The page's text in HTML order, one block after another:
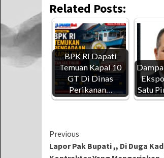
Related Posts:
BPK RI Dapati
Temuan Kapal 10
GT Di Dinas
Perikanan…
Satu
Continue
Reading
Previous
Lapor Pak Bupati ,, Di Duga